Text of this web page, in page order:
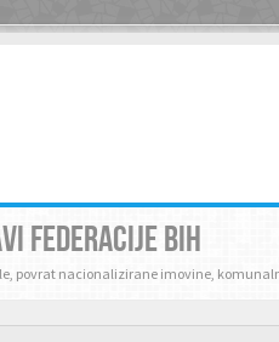
FEDERACIJE BIH
povrat nacionalizirane imovine,